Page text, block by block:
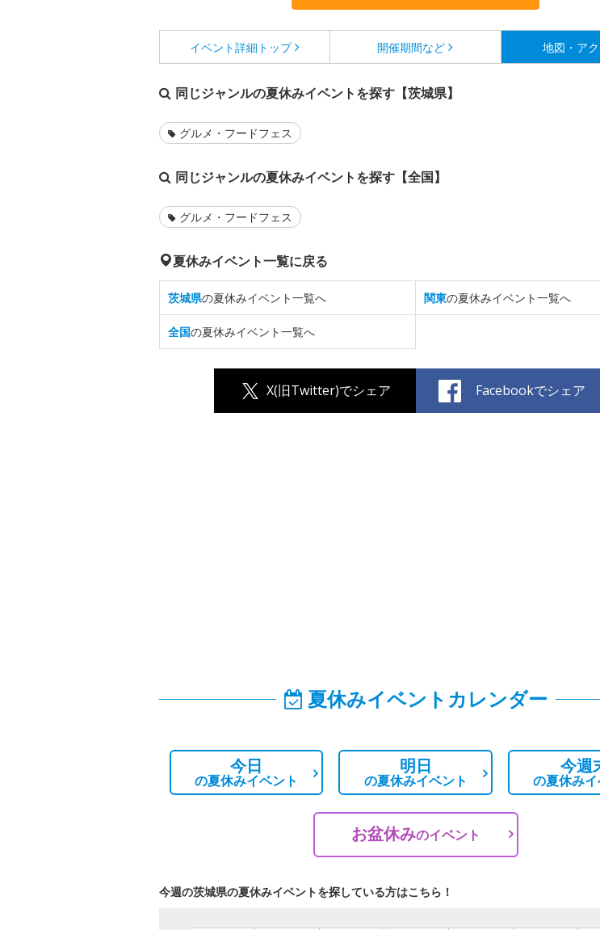
イベント詳細 トップ 開催期間など 地図・ア
同じジャンルの夏休みイベントを探す【茨城県】
グルメ・フードフェス
同じジャンルの夏休みイベントを探す【全国】
グルメ・フードフェス
夏休みイベント一覧に戻る
茨城県の夏休みイベント一覧へ 関東の夏休みイベント一覧へ
全国の夏休みイベント一覧へ
X(旧Twitter)でシェア Facebookでシェア
夏休みイベントカレンダー
今日
の夏休みイベント
明日
の夏休みイベント
今週
の夏休みイ
お盆休みのイベント
今週の茨城県の夏休みイベントを探している方はこちら！